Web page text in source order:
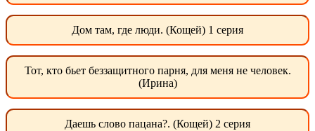
Дом там, где люди. (Кощей) 1 серия
Тот, кто бьет беззащитного парня, для меня не человек.
(Ирина)
Даешь слово пацана?. (Кощей) 2 серия